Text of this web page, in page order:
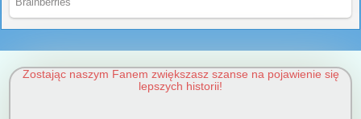
Zostając naszym Fanem zwiększasz szanse na pojawienie się
lepszych historii!